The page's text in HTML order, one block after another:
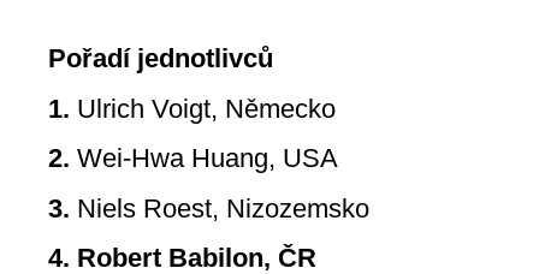
Pořadí jednotlivců
1. Ulrich Voigt, Německo
2. Wei-Hwa Huang, USA
3. Niels Roest, Nizozemsko
4. Robert Babilon, ČR